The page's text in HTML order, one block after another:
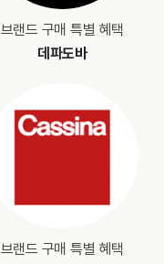
브랜드 구매 특별 혜택
데파도바
브랜드 구매 특별 혜택